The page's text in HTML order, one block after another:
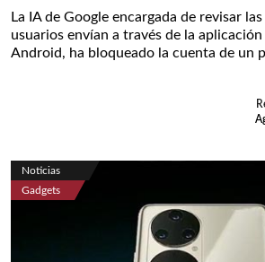
La IA de Google encargada de revisar
usuarios envían a través de la aplicación
Android, ha bloqueado la cuenta de un
Noticias
Gadgets